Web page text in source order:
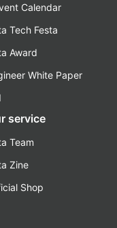
Calendar
Tech Festa
Award
White Paper
service
Team
Zine
Shop